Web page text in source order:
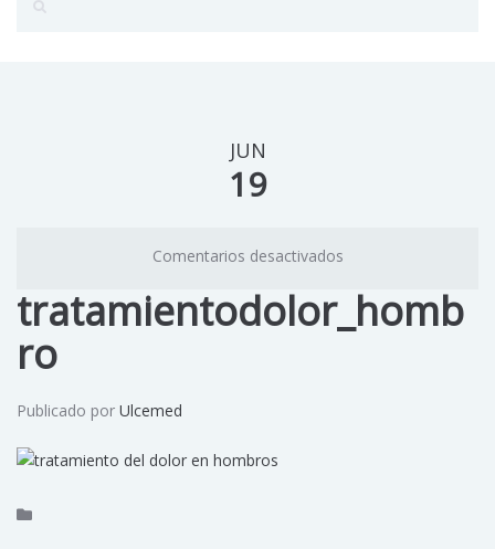
JUN
19
Comentarios desactivados
tratamientodolor_homb
ro
Publicado por Ulcemed